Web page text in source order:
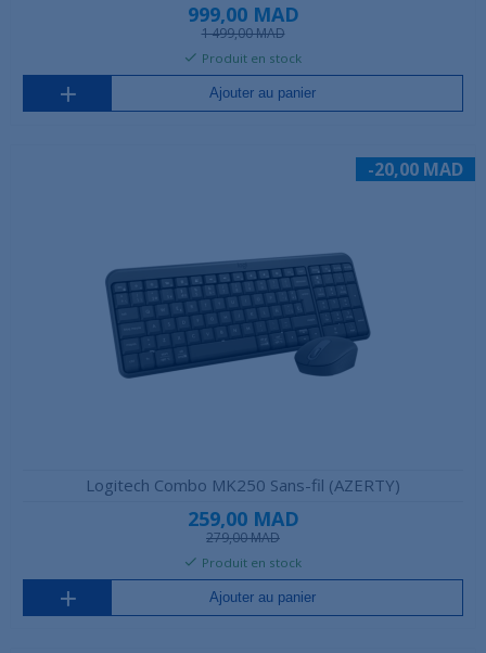
999,00 MAD
1 499,00 MAD
Produit en stock
Ajouter au panier
-20,00 MAD
Logitech Combo MK250 Sans-fil (AZERTY)
259,00 MAD
279,00 MAD
Produit en stock
Ajouter au panier